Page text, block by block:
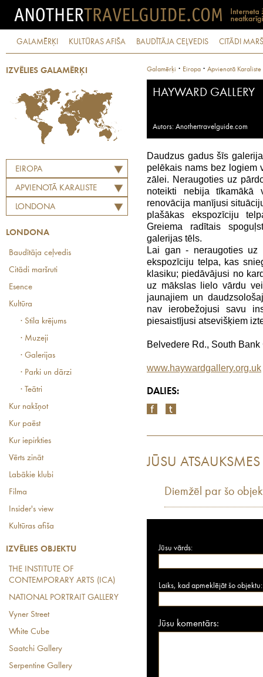
GALAMĒRĶI KULTŪRAS AFIŠA BAUDĪTĀJA CEĻVEDIS CITĀDI
IZVĒLIES GALAMĒRĶI
EIROPA
APVIENOTĀ KARALISTE
LONDONA
LONDONA
Baudītāja ceļvedis
Citādi maršruti
Esence
Kultūra
· Stila krējums
· Muzeji
· Galerijas
· Parki un dārzi
· Teātri
Kur nakšņot
Kur paēst
Kur iepirkties
Vērts zināt
Labākie klubi
Filma
Insider's view
Kultūras afiša
IZVĒLIES OBJEKTU
THE INSTITUTE OF
CONTEMPORARY ARTS (ICA)
NATIONAL PORTRAIT GALLERY
Vyner Street
White Cube
Saatchi Gallery
Serpentine Gallery
Galamērķi · Eiropa · Apvienotā Karaliste
HAYWARD GALLERY
Autors: Anothertravelguide.com
Daudzus gadus šīs
pelēkais nams bez logiem
zālei. Neraugoties uz
noteikti nebija tīkamākā
renovācija manījusi
plašākas ekspozīciju
Greiema radītais
galerijas tēls.
Lai gan - neraugoties uz
ekspozīciju telpa, kas
klasiku; piedāvājusi no
uz mākslas lielo vārdu
jaunajiem un
nav ierobežojusi savu
piesaistījusi atsevišķiem
Belvedere Rd., South Bank
www.haywardgallery.org.uk
DALIES:
JŪSU ATSAUKSMES
Diemžēl par šo
Jūsu vārds:
Laiks, kad apmeklējāt šo objektu:
Jūsu komentārs: